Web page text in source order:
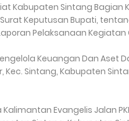
Kabupaten Sintang
Keputusan Bupati,
Pelaksanaan Kegiatan
Keuangan Dan Aset
Kec. Sintang, Kabupaten
Evangelis Jalan